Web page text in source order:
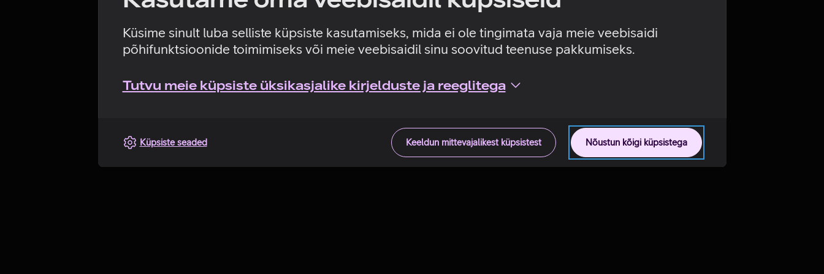
Küsime sinult luba selliste küpsiste kasutamiseks, mida ei ole tingimata vaja meie veebisaidi
põhifunktsioonide toimimiseks või meie veebisaidil sinu soovitud teenuse pakkumiseks.
Tutvu meie küpsiste üksikasjalike kirjelduste ja reeglitega
Nõustun kõigi küpsistega
Keeldun mittevajalikest küpsistest
Küpsiste seaded